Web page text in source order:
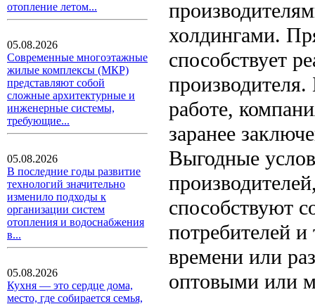
отопление летом...
05.08.2026
Современные многоэтажные
жилые комплексы (МКР)
представляют собой
сложные архитектурные и
инженерные системы,
требующие...
05.08.2026
В последние годы развитие
технологий значительно
изменило подходы к
организации систем
отопления и водоснабжения
в...
05.08.2026
Кухня — это сердце дома,
место, где собирается семья,
холдингами.
способствует
производителя.
работе,
заранее
Выгодные
способствуют
потребителей
времени или
оптовыми или